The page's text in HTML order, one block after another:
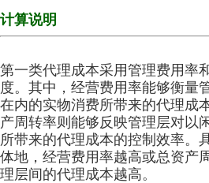
计算说明
第一类代理成本采用管理费用率
度。其中，经营费用率能够衡量
在内的实物消费所带来的代理成
产周转率则能够反映管理层对以
所带来的代理成本的控制效率。
体地，经营费用率越高或总资产
理层间的代理成本越高。